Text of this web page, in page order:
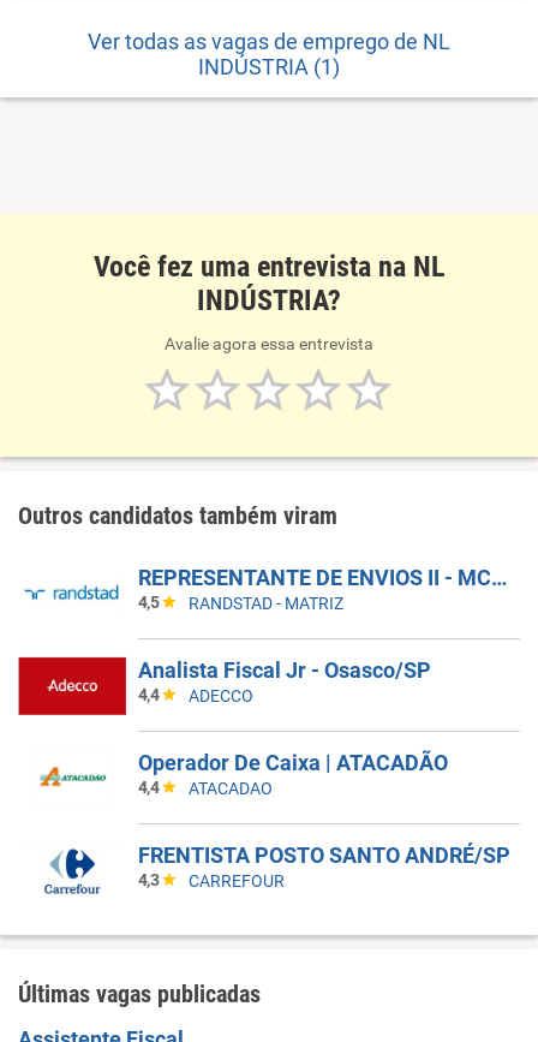
Ver todas as vagas de emprego de NL
INDÚSTRIA (1)
Você fez uma entrevista na NL
INDÚSTRIA?
Avalie agora essa entrevista
Outros candidatos também viram
REPRESENTANTE DE ENVIOS II - MCDLIVRE
4,5 RANDSTAD - MATRIZ
Analista Fiscal Jr - Osasco/SP
4,4 ADECCO
Operador De Caixa | ATACADÃO
4,4 ATACADAO
FRENTISTA POSTO SANTO ANDRÉ/SP
4,3 CARREFOUR
Últimas vagas publicadas